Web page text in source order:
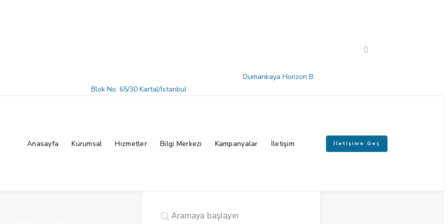
Dumankaya Horizon B
Blok No: 65/30 Kartal/İstanbul
Anasayfa Kurumsal Hizmetler Bilgi Merkezi Kampanyalar İletişim İletişime Geç